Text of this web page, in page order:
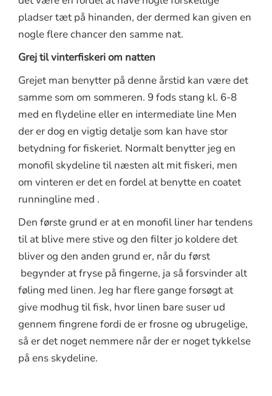
pladser tæt på hinanden, der dermed kan given en
nogle flere chancer den samme nat.
Grej til vinterfiskeri om natten
Grejet man benytter på denne årstid kan være det
samme som om sommeren. 9 fods stang kl. 6-8
med en flydeline eller en intermediate line Men
der er dog en vigtig detalje som kan have stor
betydning for fiskeriet. Normalt benytter jeg en
monofil skydeline til næsten alt mit fiskeri, men
om vinteren er det en fordel at benytte en coatet
runningline med .
Den første grund er at en monofil liner har tendens
til at blive mere stive og den filter jo koldere det
bliver og den anden grund er, når du først
begynder at fryse på fingerne, ja så forsvinder alt
føling med linen. Jeg har flere gange forsøgt at
give modhug til fisk, hvor linen bare suser ud
gennem fingrene fordi de er frosne og ubrugelige,
så er det noget nemmere når der er noget tykkelse
på ens skydeline.